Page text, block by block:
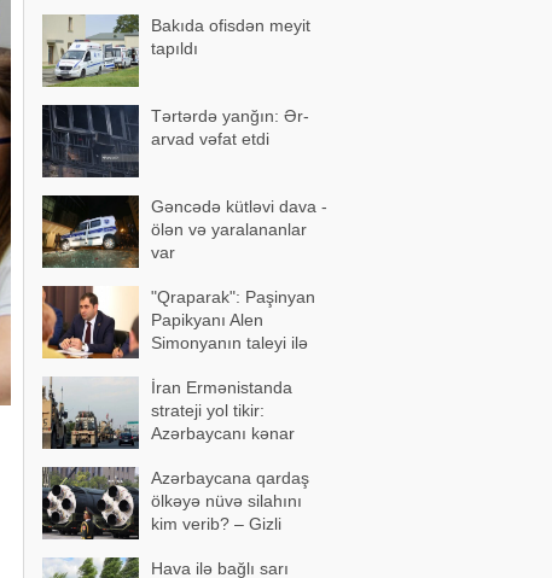
Bakıda ofisdən meyit
tapıldı
Tərtərdə yanğın: Ər-
arvad vəfat etdi
Gəncədə kütləvi dava -
ölən və yaralananlar
var
"Qraparak": Paşinyan
Papikyanı Alen
Simonyanın taleyi ilə
İran Ermənistanda
strateji yol tikir:
Azərbaycanı kənar
formalaşır
Azərbaycana qardaş
ölkəyə nüvə silahını
kim verib? – Gizli
Hava ilə bağlı sarı